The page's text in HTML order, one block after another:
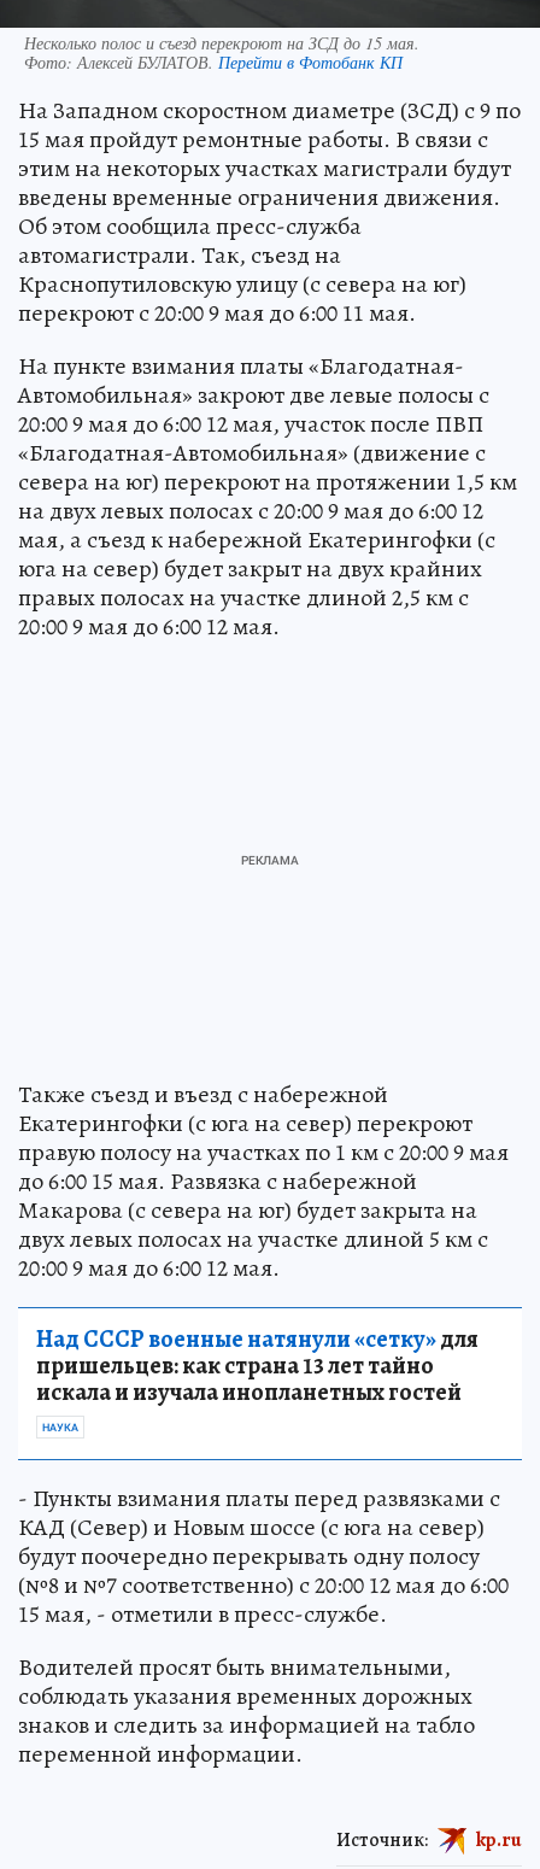
Несколько полос и съезд перекроют на ЗСД до 15 мая.
Фото:Алексей БУЛАТОВ. Перейти в Фотобанк КП
На Западном скоростном диаметре (ЗСД) с 9 по
15 мая пройдут ремонтные работы. В связи с
этим на некоторых участках магистрали будут
введены временные ограничения движения.
Об этом сообщила пресс-служба
автомагистрали. Так, съезд на
Краснопутиловскую улицу (с севера на юг)
перекроют с 20:00 9 мая до 6:00 11 мая.
На пункте взимания платы «Благодатная-
Автомобильная» закроют две левые полосы с
20:00 9 мая до 6:00 12 мая, участок после ПВП
«Благодатная-Автомобильная» (движение с
севера на юг) перекроют на протяжении 1,5 км
на двух левых полосах с 20:00 9 мая до 6:00 12
мая, а съезд к набережной Екатерингофки (с
юга на север) будет закрыт на двух крайних
правых полосах на участке длиной 2,5 км с
20:00 9 мая до 6:00 12 мая.
Также съезд и въезд с набережной
Екатерингофки (с юга на север) перекроют
правую полосу на участках по 1 км с 20:00 9 мая
до 6:00 15 мая. Развязка с набережной
Макарова (с севера на юг) будет закрыта на
двух левых полосах на участке длиной 5 км с
20:00 9 мая до 6:00 12 мая.
Над СССР военные натянули «сетку»для
пришельцев: как страна 13 лет тайно
искала и изучала инопланетных гостей
НАУКА
- Пункты взимания платы перед развязками с
КАД (Север) и Новым шоссе (с юга на север)
будут поочередно перекрывать одну полосу
(№8 и №7 соответственно) с 20:00 12 мая до 6:00
15 мая, - отметили в пресс-службе.
Водителей просят быть внимательными,
соблюдать указания временных дорожных
знаков и следить за информацией на табло
переменной информации.
Источник: kp.ru